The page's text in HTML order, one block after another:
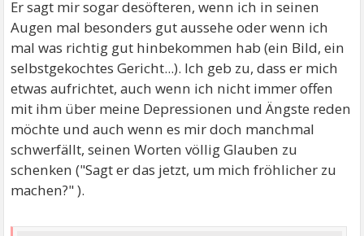
Er sagt mir sogar desöfteren, wenn ich in seinen
Augen mal besonders gut aussehe oder wenn ich
mal was richtig gut hinbekommen hab (ein Bild, ein
selbstgekochtes Gericht...). Ich geb zu, dass er mich
etwas aufrichtet, auch wenn ich nicht immer offen
mit ihm über meine Depressionen und Ängste reden
möchte und auch wenn es mir doch manchmal
schwerfällt, seinen Worten völlig Glauben zu
schenken ("Sagt er das jetzt, um mich fröhlicher zu
machen?" ).